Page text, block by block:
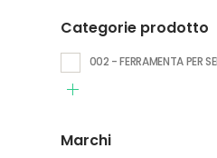
Categorie prodotto
002 - FERRAMENTA PER
Marchi